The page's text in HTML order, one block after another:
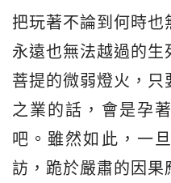
把玩著不論到何時也
永遠也無法越過的生
菩提的微弱燈火，只
之業的話，會是孕
吧。雖然如此，一
訪，跪於嚴肅的因果